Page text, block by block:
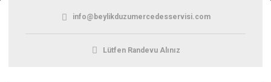
info@beylikduzumercedesservisi.com
Lütfen Randevu Alınız